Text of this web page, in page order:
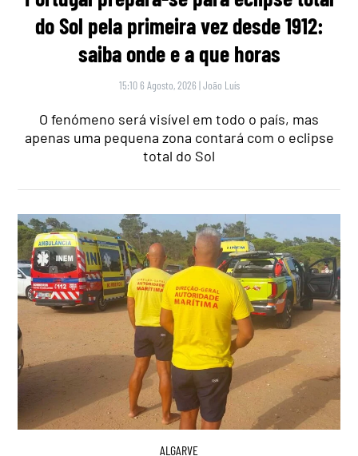
do Sol pela primeira vez desde 1912:
saiba onde e a que horas
15:10 6 Agosto, 2026 |João Luís
O fenómeno será visível em todo o país, mas
apenas uma pequena zona contará com o eclipse
total do Sol
ALGARVE